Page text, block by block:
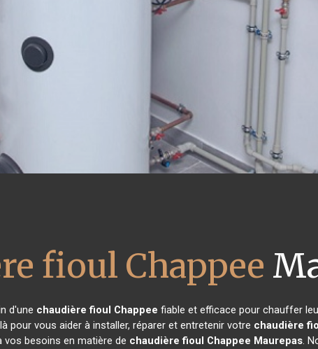
fioul Chappee
d'une chaudière fioul Chappee fiable et efficace pour chauffer
pour vous aider à installer, réparer et entretenir votre chaudière
besoins en matière de chaudière fioul Chappee Maurepas.